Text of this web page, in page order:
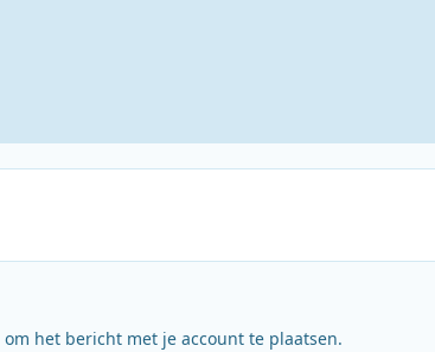
om het bericht met je account te plaatsen.